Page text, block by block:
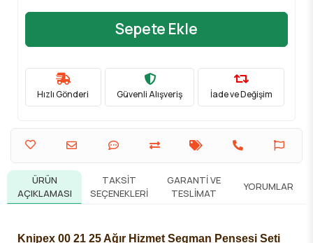
Sepete Ekle
Hızlı Gönderi Güvenli Alışveriş İade ve Değişim
ÜRÜN
AÇIKLAMASI
TAKSIT
SEÇENEKLERI
GARANTI VE
TESLIMAT
YORUMLAR
Knipex 00 21 25 Ağır Hizmet Segman Pensesi Seti